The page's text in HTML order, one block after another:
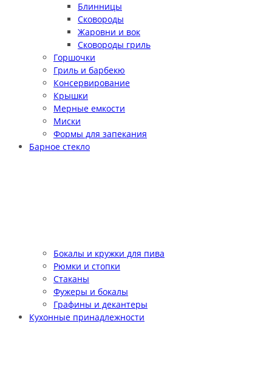
Блинницы
Сковороды
Жаровни и вок
Сковороды гриль
Горшочки
Гриль и барбекю
Консервирование
Крышки
Мерные емкости
Миски
Формы для запекания
Барное стекло
Бокалы и кружки для пива
Рюмки и стопки
Стаканы
Фужеры и бокалы
Графины и декантеры
Кухонные принадлежности